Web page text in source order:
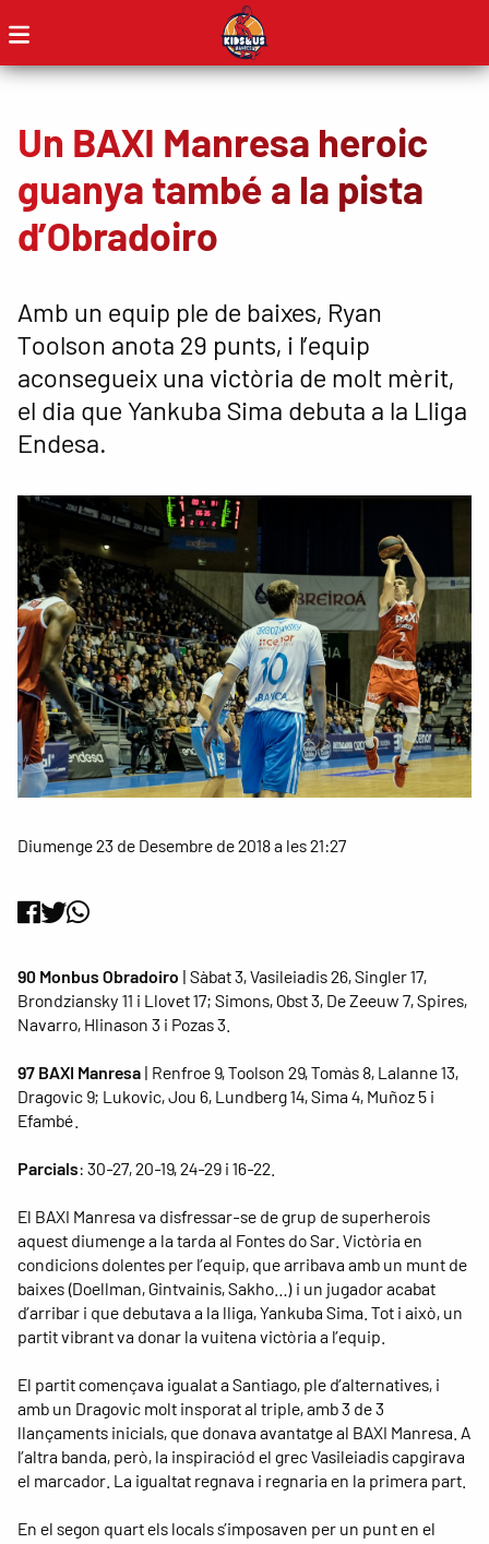
Un BAXI Manresa heroic
guanya també a la pista
d’Obradoiro
Amb un equip ple de baixes, Ryan
Toolson anota 29 punts, i l’equip
aconsegueix una victòria de molt mèrit,
el dia que Yankuba Sima debuta a la Lliga
Endesa.
Diumenge 23 de Desembre de 2018 a les 21:27
90 Monbus Obradoiro | Sàbat 3, Vasileiadis 26, Singler 17,
Brondziansky 11 i Llovet 17; Simons, Obst 3, De Zeeuw 7, Spires,
Navarro, Hlinason 3 i Pozas 3.
97 BAXI Manresa | Renfroe 9, Toolson 29, Tomàs 8, Lalanne 13,
Dragovic 9; Lukovic, Jou 6, Lundberg 14, Sima 4, Muñoz 5 i
Efambé.
Parcials: 30-27, 20-19, 24-29 i 16-22.
El BAXI Manresa va disfressar-se de grup de superherois
aquest diumenge a la tarda al Fontes do Sar. Victòria en
condicions dolentes per l’equip, que arribava amb un munt de
baixes (Doellman, Gintvainis, Sakho…) i un jugador acabat
d’arribar i que debutava a la lliga, Yankuba Sima. Tot i això, un
partit vibrant va donar la vuitena victòria a l’equip.
El partit començava igualat a Santiago, ple d’alternatives, i
amb un Dragovic molt insporat al triple, amb 3 de 3
llançaments inicials, que donava avantatge al BAXI Manresa. A
l’altra banda, però, la inspiraciód el grec Vasileiadis capgirava
el marcador. La igualtat regnava i regnaria en la primera part.
En el segon quart els locals s’imposaven per un punt en el